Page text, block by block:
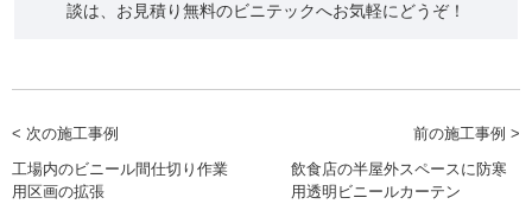
談は、お見積り無料のビニテックへお気軽にどうぞ！
< 次の施工事例
工場内のビニール間仕切り作業
用区画の拡張
前の施工事例 >
飲食店の半屋外スペースに防寒
用透明ビニールカーテン